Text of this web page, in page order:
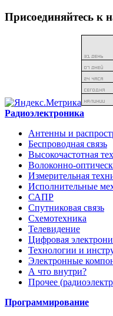
Присоединяйтесь к
Радиоэлектроника
Антенны и
Беспроводная связь
Высокочастотная
Волоконно-
Измерительная
Исполнительные
САПР
Спутниковая связь
Схемотехника
Телевидение
Цифровая
Технологии и
Электронные
А что внутри?
Прочее
Программирование